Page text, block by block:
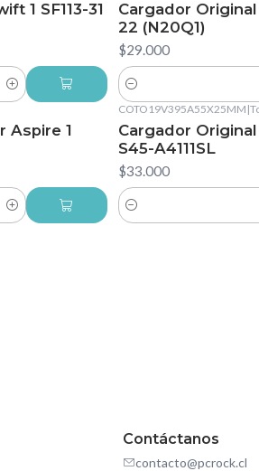
1 SF113-31
Cargador
22 (N20Q1)
$29.000
Cantidad
Aspire 1
COTO19V395A55X25MM |
Cargador
S45-A4111SL
$33.000
Cantidad
Contáctanos
contacto@pcrock.cl